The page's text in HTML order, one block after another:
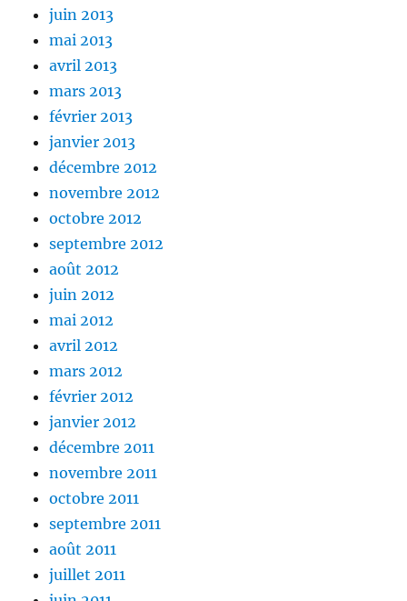
juin 2013
mai 2013
avril 2013
mars 2013
février 2013
janvier 2013
décembre 2012
novembre 2012
octobre 2012
septembre 2012
août 2012
juin 2012
mai 2012
avril 2012
mars 2012
février 2012
janvier 2012
décembre 2011
novembre 2011
octobre 2011
septembre 2011
août 2011
juillet 2011